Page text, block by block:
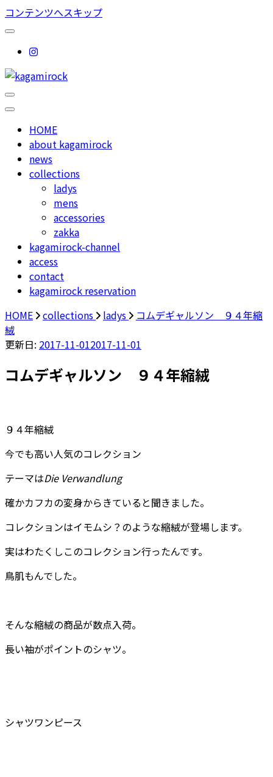
コンテンツへスキップ
kagamirock
used select shop in nakameguro
HOME
about kagamirock
news
collections
ladys
mens
accessories
zakka
kagamirock-channel
access
contact
kagamirock reservation
HOME
collections ladys
コムデギャルソン ９４年縮
絨
更新日: 2017-11-012017-11-01
コムデギャルソン ９４年縮絨
９４年縮絨
今でも高い人気のコレクション
テーマはDie Verwandlung
確かカフカの変身からきていると聞きました。
コレクションはイモムシ？のような縮絨が登場します。
実はわたくしこのコレクション行ったんです。
鳥肌もんでした。
そんな縮絨の商品が数点入荷。
長い袖がポイントのシャツ。
シャツワンピース